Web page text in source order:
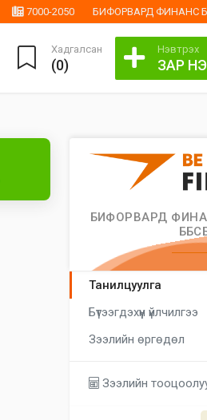
7000-2050 БИФОРВАРД ФИНАНС
Хадгалсан
(0)
Нэвтрэх
ЗАР
БИФОРВАРД
Танилцуулга
Бүтээгдэхүүн үйлчилгээ
Зээлийн өргөдөл
Зээлийн